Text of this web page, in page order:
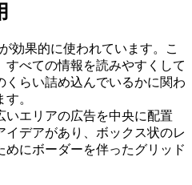
効果的に使われています。こ
べての情報を読みやすくして
くらい詰め込んでいるかに関わ
。
いエリアの広告を中央に配置
イデアがあり、ボックス状のレ
にボーダーを伴ったグリッド